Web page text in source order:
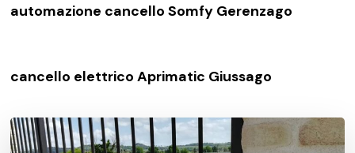
automazione cancello Somfy Gerenzago
cancello elettrico Aprimatic Giussago